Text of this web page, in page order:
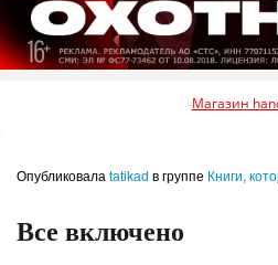
Магазин
Опубликовала tatikad в группе Книги,
Все включено